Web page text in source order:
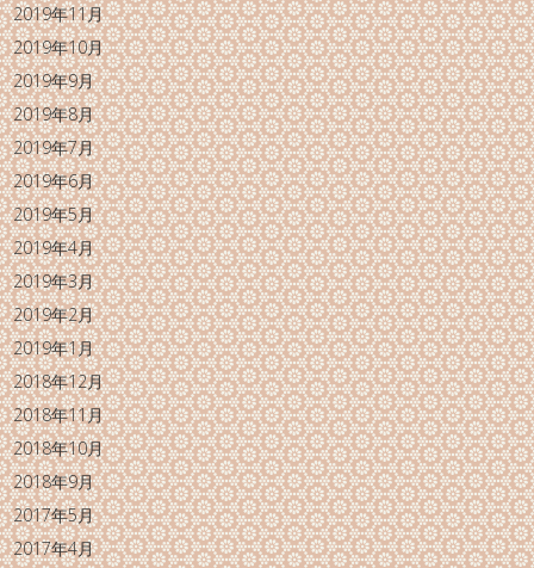
2019年11月
2019年10月
2019年9月
2019年8月
2019年7月
2019年6月
2019年5月
2019年4月
2019年3月
2019年2月
2019年1月
2018年12月
2018年11月
2018年10月
2018年9月
2017年5月
2017年4月